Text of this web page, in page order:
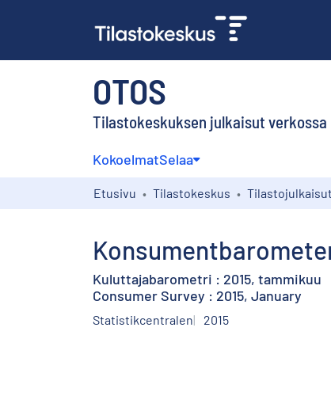
OTOS
Tilastokeskuksen julkaisut verkossa
KokoelmatSelaa
Etusivu Tilastokeskus Tilastojulkaisut
Kuluttajabarometri : 2015, tammikuu
Consumer Survey : 2015, January
Statistikcentralen 2015